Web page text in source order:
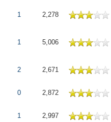
1 2,278
1 5,006
2 2,671
0 2,872
1 2,997